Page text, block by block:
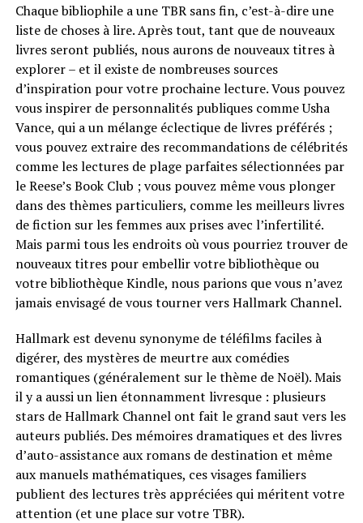
Chaque bibliophile a une TBR sans fin, c’est-à-dire une
liste de choses à lire. Après tout, tant que de nouveaux
livres seront publiés, nous aurons de nouveaux titres à
explorer – et il existe de nombreuses sources
d’inspiration pour votre prochaine lecture. Vous pouvez
vous inspirer de personnalités publiques comme Usha
Vance, qui a un mélange éclectique de livres préférés ;
vous pouvez extraire des recommandations de célébrités
comme les lectures de plage parfaites sélectionnées par
le Reese’s Book Club ; vous pouvez même vous plonger
dans des thèmes particuliers, comme les meilleurs livres
de fiction sur les femmes aux prises avec l’infertilité.
Mais parmi tous les endroits où vous pourriez trouver de
nouveaux titres pour embellir votre bibliothèque ou
votre bibliothèque Kindle, nous parions que vous n’avez
jamais envisagé de vous tourner vers Hallmark Channel.
Hallmark est devenu synonyme de téléfilms faciles à
digérer, des mystères de meurtre aux comédies
romantiques (généralement sur le thème de Noël). Mais
il y a aussi un lien étonnamment livresque : plusieurs
stars de Hallmark Channel ont fait le grand saut vers les
auteurs publiés. Des mémoires dramatiques et des livres
d’auto-assistance aux romans de destination et même
aux manuels mathématiques, ces visages familiers
publient des lectures très appréciées qui méritent votre
attention (et une place sur votre TBR).